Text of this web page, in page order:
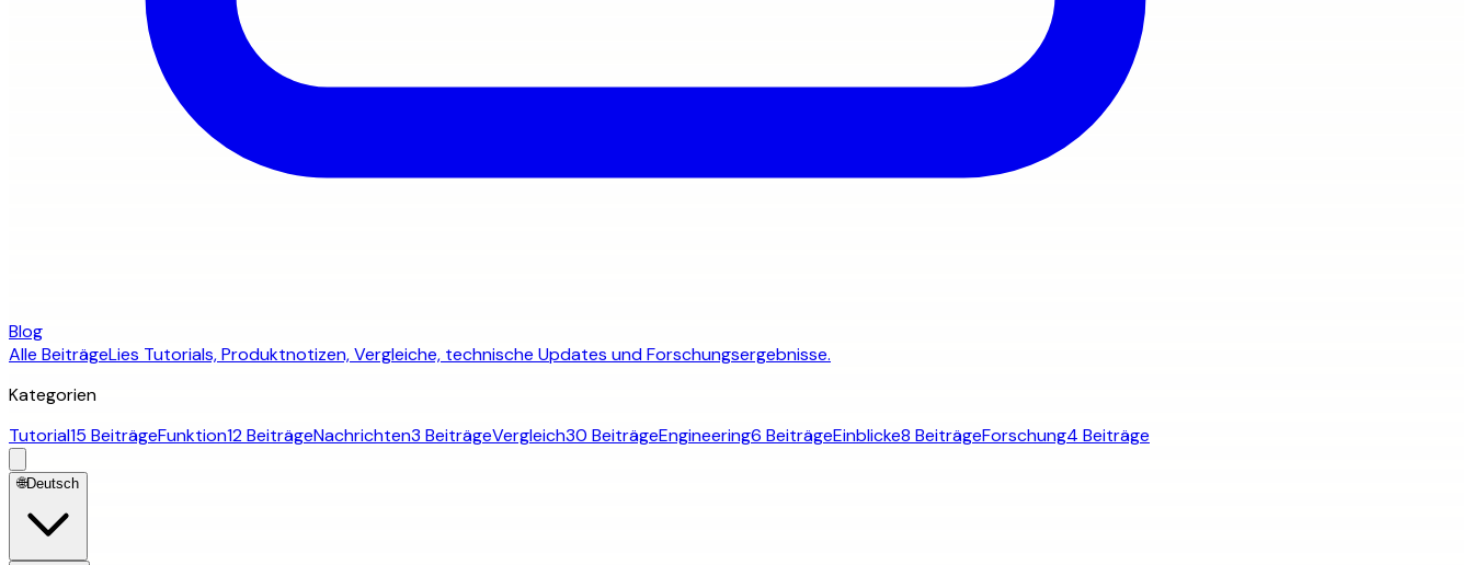
Blog
Alle BeiträgeLies Tutorials, Produktnotizen, Vergleiche, technische Updates und Forschungsergebnisse.
Kategorien
Tutorial15 BeiträgeFunktion12 BeiträgeNachrichten3 BeiträgeVergleich30 BeiträgeEngineering6 BeiträgeEinblicke8 BeiträgeForschung4 Beiträge
🌐Deutsch